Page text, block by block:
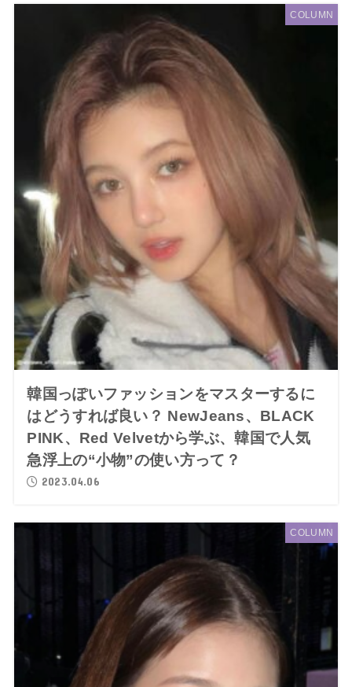
COLUMN
韓国っぽいファッションをマスターするに
はどうすれば良い？ NewJeans、BLACK
PINK、Red Velvetから学ぶ、韓国で人気
急浮上の“小物”の使い方って？
2023.04.06
COLUMN